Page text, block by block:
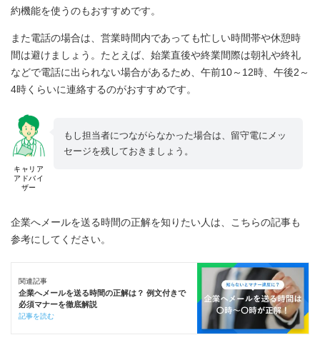
約機能を使うのもおすすめです。
また電話の場合は、営業時間内であっても忙しい時間帯や休憩時
間は避けましょう。たとえば、始業直後や終業間際は朝礼や終礼
などで電話に出られない場合があるため、午前10～12時、午後2～
4時くらいに連絡するのがおすすめです。
キャリア
アドバイ
ザー
もし担当者につながらなかった場合は、留守電にメッ
セージを残しておきましょう。
企業へメールを送る時間の正解を知りたい人は、こちらの記事も
参考にしてください。
関連記事
企業へメールを送る時間の正解は？ 例文付きで
必須マナーを徹底解説
記事を読む